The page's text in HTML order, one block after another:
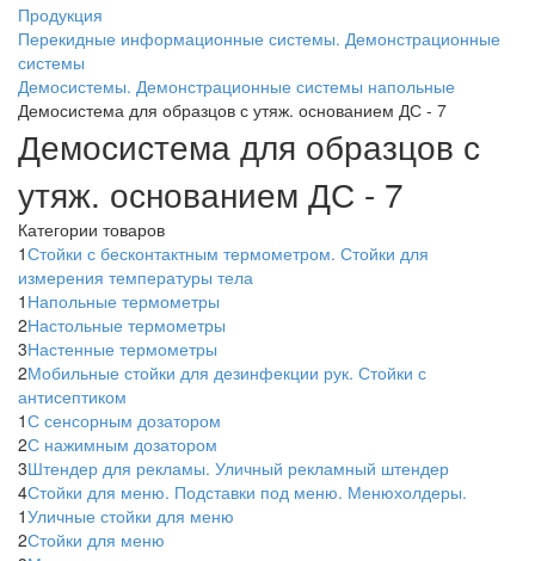
Продукция
Перекидные информационные системы. Демонстрационные
системы
Демосистемы. Демонстрационные системы напольные
Демосистема для образцов с утяж. основанием ДС - 7
Демосистема для образцов с
утяж. основанием ДС - 7
Категории товаров
1Стойки с бесконтактным термометром. Стойки для
измерения температуры тела
1 Напольные термометры
2Настольные термометры
3Настенные термометры
2Мобильные стойки для дезинфекции рук. Стойки с
антисептиком
1С сенсорным дозатором
2С нажимным дозатором
3Штендер для рекламы. Уличный рекламный штендер
4Стойки для меню. Подставки под меню. Менюхолдеры.
1Уличные стойки для меню
2Стойки для меню